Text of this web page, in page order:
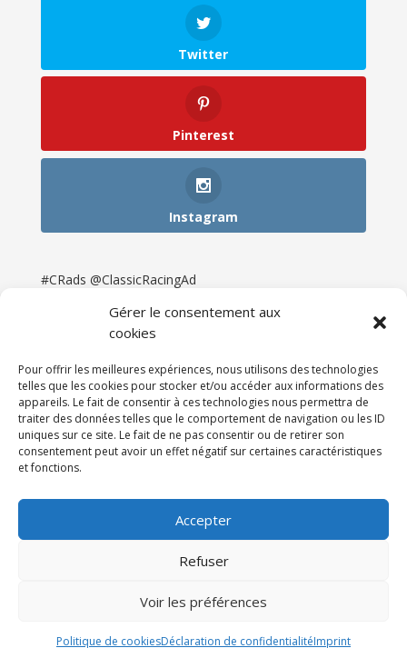
Gérer le consentement aux
cookies
Pour offrir les meilleures expériences, nous utilisons des technologies
telles que les cookies pour stocker et/ou accéder aux informations des
appareils. Le fait de consentir à ces technologies nous permettra de
traiter des données telles que le comportement de navigation ou les ID
uniques sur ce site. Le fait de ne pas consentir ou de retirer son
consentement peut avoir un effet négatif sur certaines caractéristiques
et fonctions.
Accepter
Refuser
Voir les préférences
Politique de cookiesDéclaration de confidentialitéImprint
Twitter
Pinterest
Instagram
#CRads @ClassicRacingAd
Newsletter & Presse
Partenaires
Tarifs
Espace Client
121DigitalGroup |
121DigitalGroup